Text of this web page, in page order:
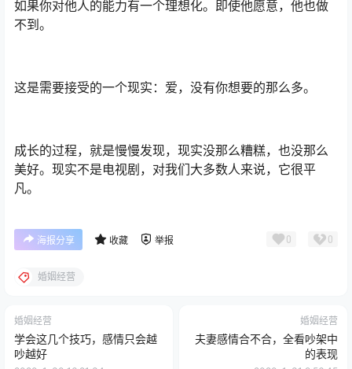
如果你对他人的能力有一个理想化。即使他愿意，他也做
不到。
这是需要接受的一个现实：爱，没有你想要的那么多。
成长的过程，就是慢慢发现，现实没那么糟糕，也没那么
美好。现实不是电视剧，对我们大多数人来说，它很平
凡。
海报分享 收藏 举报 0 0
婚姻经营
婚姻经营
学会这几个技巧，感情只会越
吵越好
婚姻经营
夫妻感情合不合，全看吵架中
的表现